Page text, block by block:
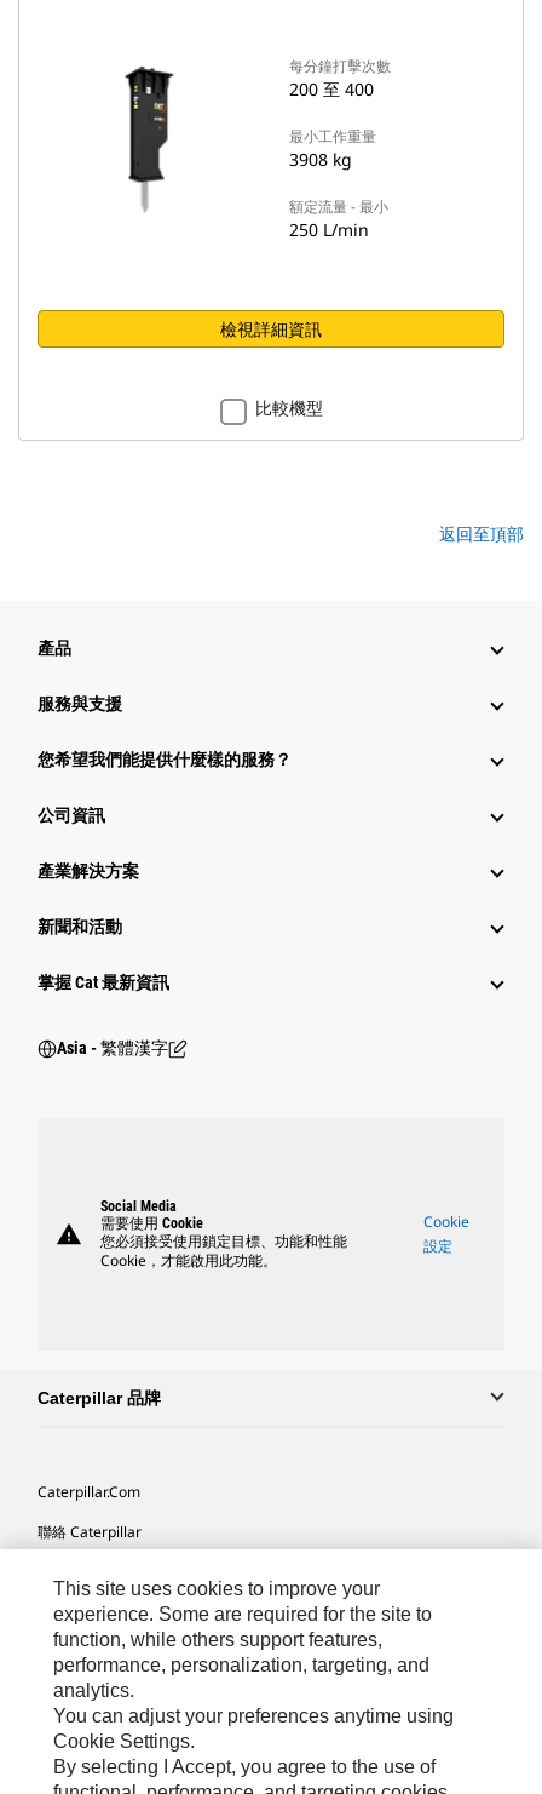
每分鐘打擊次數
200 至 400
最小工作重量
3908 kg
額定流量 - 最小
250 L/min
檢視詳細資訊
比較機型
返回至頂部
產品
服務與支援
您希望我們能提供什麼樣的服務？
公司資訊
產業解決方案
新聞和活動
掌握 Cat 最新資訊
Asia - 繁體漢字
warning
Social Media
需要使用 Cookie
您必須接受使用鎖定目標、功能和性能
Cookie，才能啟用此功能。
Cookie
設定
Caterpillar 品牌
Caterpillar.com
聯絡 Caterpillar
網站地圖
Cookie Settings
法律
隱私權
關於 Cat
This site uses cookies to improve your
experience. Some are required for the site to
function, while others support features,
performance, personalization, targeting, and
analytics.
You can adjust your preferences anytime using
Cookie Settings.
By selecting I Accept, you agree to the use of